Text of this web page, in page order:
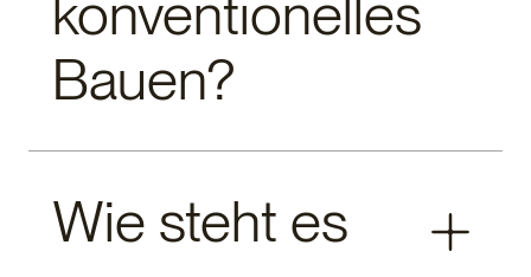
konventionelles
Bauen?
Berücksichtigt man jedoch die Gesamtkosten (Life-
Cycle-Costs), ist der Holzmodulbau häufig
Wie steht es